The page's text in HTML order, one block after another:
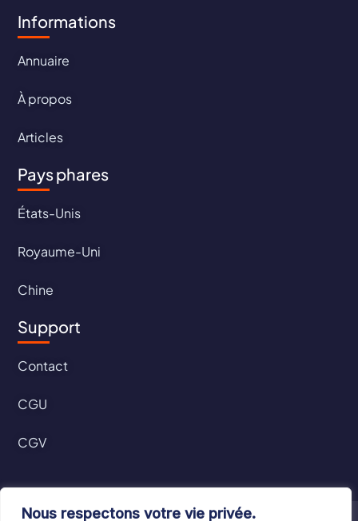
Nous respectons votre vie privée.
Informations
Annuaire
À propos
Articles
Pays phares
États-Unis
Royaume-Uni
Chine
Support
Contact
CGU
CGV